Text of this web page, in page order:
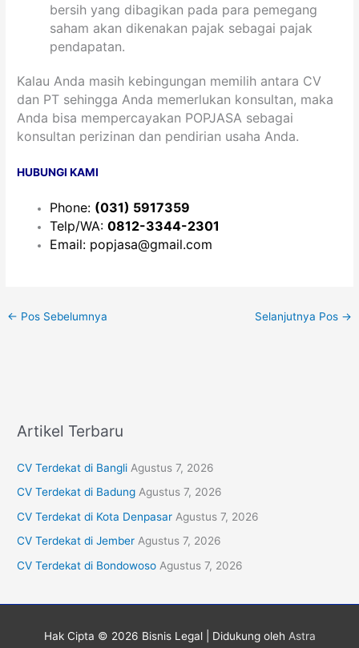
bersih yang dibagikan pada para pemegang
saham akan dikenakan pajak sebagai pajak
pendapatan.
Kalau Anda masih kebingungan memilih antara CV
dan PT sehingga Anda memerlukan konsultan, maka
Anda bisa mempercayakan POPJASA sebagai
konsultan perizinan dan pendirian usaha Anda.
HUBUNGI KAMI
Phone: (031) 5917359
Telp/WA:0812-3344-2301
Email: popjasa@gmail.com
← Pos Sebelumnya Selanjutnya Pos →
Artikel Terbaru
CV Terdekat di Bangli Agustus 7, 2026
CV Terdekat di Badung Agustus 7, 2026
CV Terdekat di Kota Denpasar Agustus 7, 2026
CV Terdekat di Jember Agustus 7, 2026
CV Terdekat di Bondowoso Agustus 7, 2026
Hak Cipta © 2026 Bisnis Legal| Didukung oleh Astra